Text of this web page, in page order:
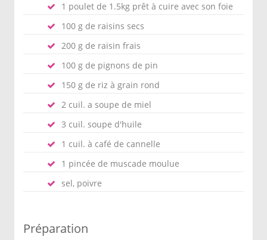
1 poulet de 1.5kg prêt à cuire avec son foie
100 g de raisins secs
200 g de raisin frais
100 g de pignons de pin
150 g de riz à grain rond
2 cuil. a soupe de miel
3 cuil. soupe d'huile
1 cuil. à café de cannelle
1 pincée de muscade moulue
sel, poivre
Préparation